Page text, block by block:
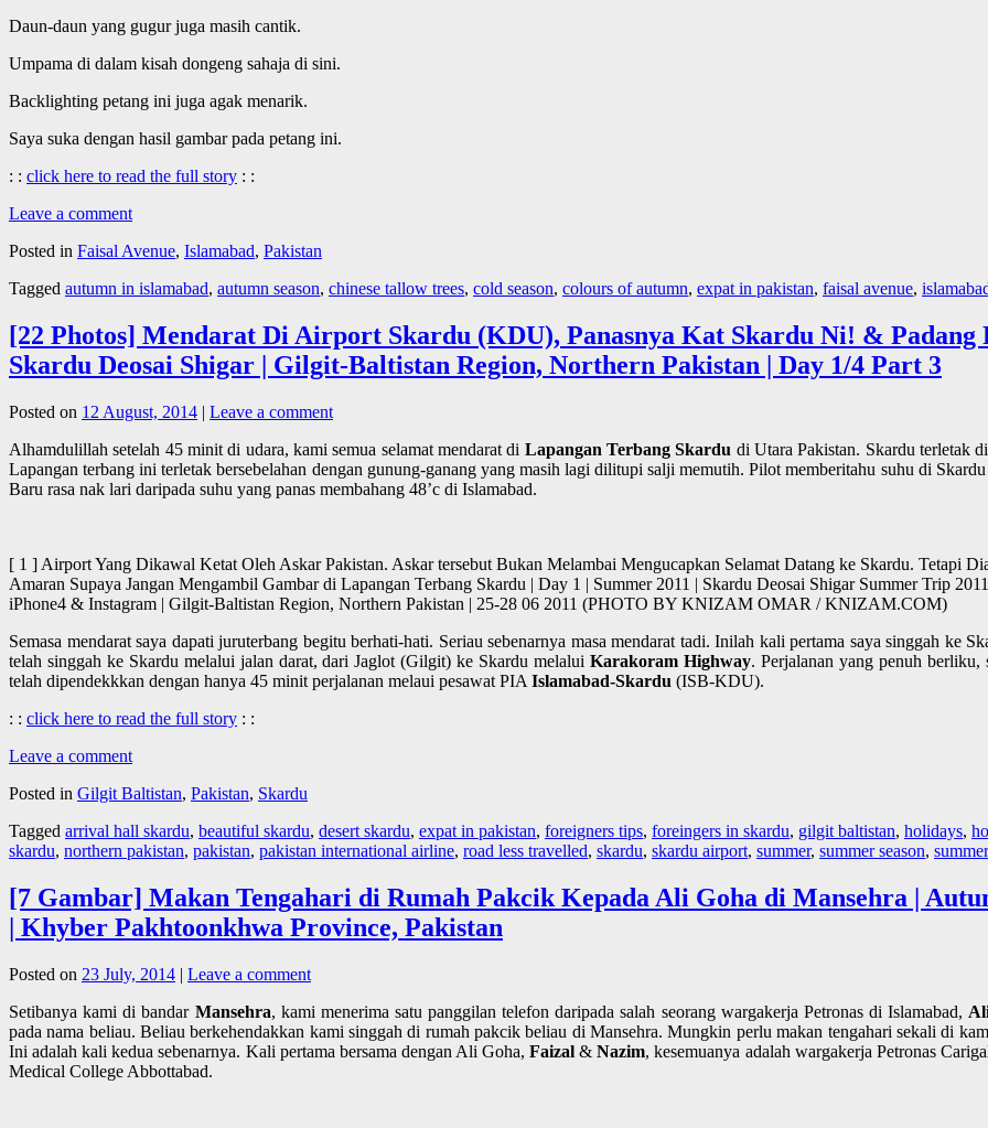
Daun-daun yang gugur juga masih cantik.
Umpama di dalam kisah dongeng sahaja di sini.
Backlighting petang ini juga agak menarik.
Saya suka dengan hasil gambar pada petang ini.
: : click here to read the full story : :
Leave a comment
Posted in Faisal Avenue, Islamabad, Pakistan
Tagged autumn in islamabad, autumn season, chinese tallow trees, cold season, colours of autumn, expat in pakistan, faisal avenue,
[22 Photos] Mendarat Di Airport Skardu (KDU), Panasnya Kat Skardu Ni! & Padang
Skardu Deosai Shigar | Gilgit-Baltistan Region, Northern Pakistan | Day 1/4 Part 3
Posted on 12 August, 2014 | Leave a comment
Alhamdulillah setelah 45 minit di udara, kami semua selamat mendarat di Lapangan Terbang Skardu di Utara Pakistan. Skardu terletak
Lapangan terbang ini terletak bersebelahan dengan gunung-ganang yang masih lagi dilitupi salji memutih. Pilot memberitahu suhu di
Baru rasa nak lari daripada suhu yang panas membahang 48’c di Islamabad.
[ 1 ] Airport Yang Dikawal Ketat Oleh Askar Pakistan. Askar tersebut Bukan Melambai Mengucapkan Selamat Datang ke Skardu. Tetapi
Amaran Supaya Jangan Mengambil Gambar di Lapangan Terbang Skardu | Day 1 | Summer 2011 | Skardu Deosai Shigar Summer Trip
iPhone4 & Instagram | Gilgit-Baltistan Region, Northern Pakistan | 25-28 06 2011 (PHOTO BY KNIZAM OMAR / KNIZAM.COM)
Semasa mendarat saya dapati juruterbang begitu berhati-hati. Seriau sebenarnya masa mendarat tadi. Inilah kali pertama saya singgah ke
telah singgah ke Skardu melalui jalan darat, dari Jaglot (Gilgit) ke Skardu melalui Karakoram Highway. Perjalanan yang penuh berliku,
telah dipendekkkan dengan hanya 45 minit perjalanan melaui pesawat PIA Islamabad-Skardu (ISB-KDU).
: : click here to read the full story : :
Leave a comment
Posted in Gilgit Baltistan, Pakistan, Skardu
Tagged arrival hall skardu, beautiful skardu, desert skardu, expat in pakistan, foreigners tips, foreingers in skardu, gilgit baltistan, holidays,
skardu, northern pakistan, pakistan, pakistan international airline, road less travelled, skardu, skardu airport, summer, summer season,
[7 Gambar] Makan Tengahari di Rumah Pakcik Kepada Ali Goha di Mansehra |
| Khyber Pakhtoonkhwa Province, Pakistan
Posted on 23 July, 2014 | Leave a comment
Setibanya kami di bandar Mansehra, kami menerima satu panggilan telefon daripada salah seorang wargakerja Petronas di Islamabad,
pada nama beliau. Beliau berkehendakkan kami singgah di rumah pakcik beliau di Mansehra. Mungkin perlu makan tengahari sekali di
Ini adalah kali kedua sebenarnya. Kali pertama bersama dengan Ali Goha,Faizal &Nazim, kesemuanya adalah wargakerja Petronas
Medical College Abbottabad.